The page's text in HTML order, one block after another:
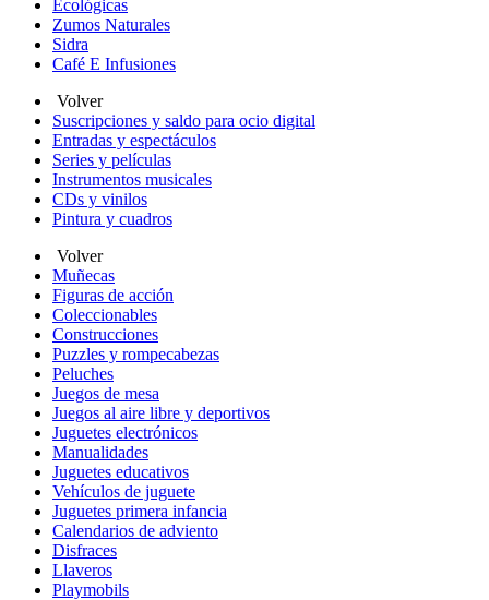
Ecológicas
Zumos Naturales
Sidra
Café E Infusiones
Volver
Suscripciones y saldo para ocio digital
Entradas y espectáculos
Series y películas
Instrumentos musicales
CDs y vinilos
Pintura y cuadros
Volver
Muñecas
Figuras de acción
Coleccionables
Construcciones
Puzzles y rompecabezas
Peluches
Juegos de mesa
Juegos al aire libre y deportivos
Juguetes electrónicos
Manualidades
Juguetes educativos
Vehículos de juguete
Juguetes primera infancia
Calendarios de adviento
Disfraces
Llaveros
Playmobils